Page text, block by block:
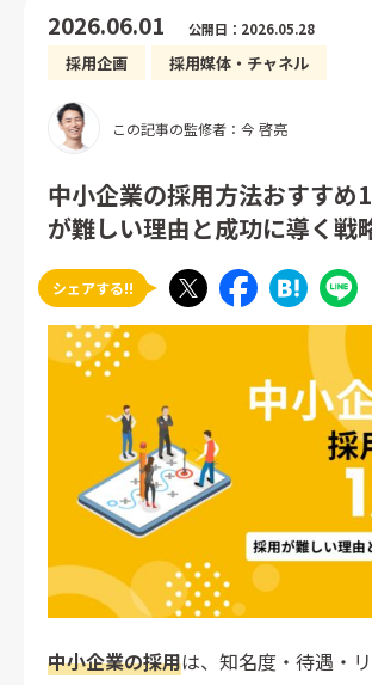
その他サービス
導入事例
お役立ち情報
ナレッジ資料
ウェビナー
2026.06.01 公開日：2026.05.28
採用企画 採用媒体・チャネル
この記事の監修者：今 啓亮
中小企業の採用方法おすすめ
が難しい理由と成功に導く戦
シェアする!!
中小企業の採用は、知名度・待遇・